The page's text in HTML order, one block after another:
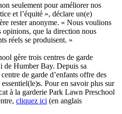
seulement pour améliorer nos
et l’équité », déclare un(e)
rester anonyme. « Nous voulions
opinions, que la direction nous
réels se produisent. »
gère trois centres de garde
de Humber Bay. Depuis sa
de garde d’enfants offre des
Pour en savoir plus sur
à la garderie Park Lawn Preschool
cliquez ici (en anglais